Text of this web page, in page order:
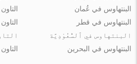
البنتهاوس في عُمان
البنتهاوس في قطر
البنتهاوس في ٱلسُّعُوْدِيَّة
البنتهاوس في البحرين